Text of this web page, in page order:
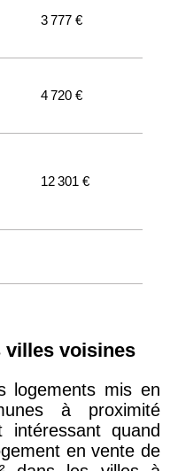
3 777 €
4 720 €
12 301 €
11 322 €
villes voisines
logements mis en
à proximité
intéressant quand
en vente de